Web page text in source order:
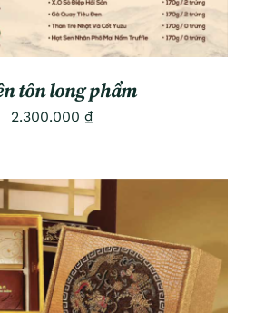
tôn long phẩm
2.300.000 ₫